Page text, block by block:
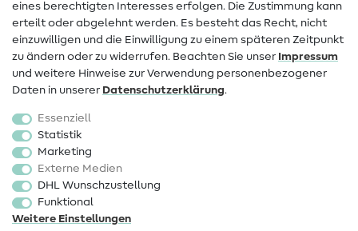
Widerrufsrecht
Beliebt
Stoffe
Sale
Schnittmuster
eines berechtigten Interesses erfolgen. Die Zustimmung kann
erteilt oder abgelehnt werden. Es besteht das Recht, nicht
einzuwilligen und die Einwilligung zu einem späteren Zeitpunkt
zu ändern oder zu widerrufen. Beachten Sie unser Impressum
und weitere Hinweise zur Verwendung personenbezogener
Daten in unserer Daten­schutz­erklärung.
Essenziell
Statistik
Marketing
Externe Medien
DHL Wunschzustellung
Funktional
Weitere Einstellungen